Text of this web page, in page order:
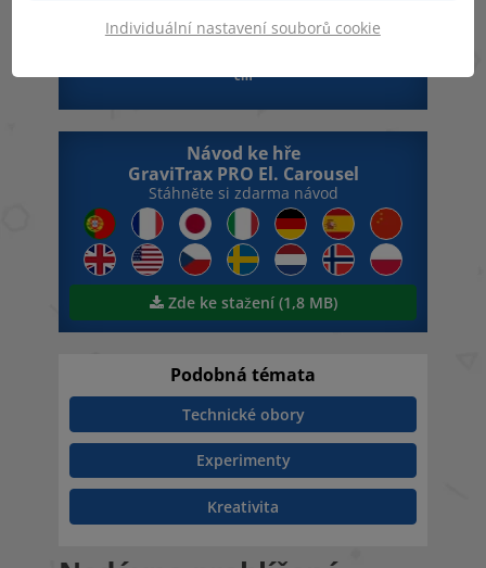
cm
Návod ke hře
GraviTrax PRO El. Carousel
Stáhněte si zdarma návod
Zde ke stažení (1,8 MB)
Podobná témata
Technické obory
Experimenty
Kreativita
Individuální nastavení souborů cookie